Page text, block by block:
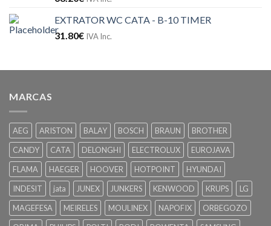
EXTRATOR WC CATA - B-10 TIMER
31.80€ IVA Inc.
MARCAS
AEG ARISTON BALAY BOSCH BRAUN
BROTHER
CANDY
CATA DELONGHI ELECTROLUX
EUROJAVA
FLAMA
HAEGER HOOVER HOTPOINT
HYUNDAI
INDESIT
jata JUNEX JUNKERS KENWOOD KRUPS
LG
MAGEFESA
MEIRELES MOULINEX NAPOFIX
ORBEGOZO